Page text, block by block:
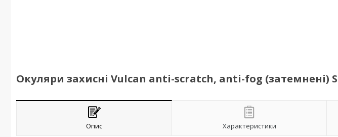
Окуляри захисні Vulcan anti-scratch, anti-fog (затемнені)
Опис Характеристики